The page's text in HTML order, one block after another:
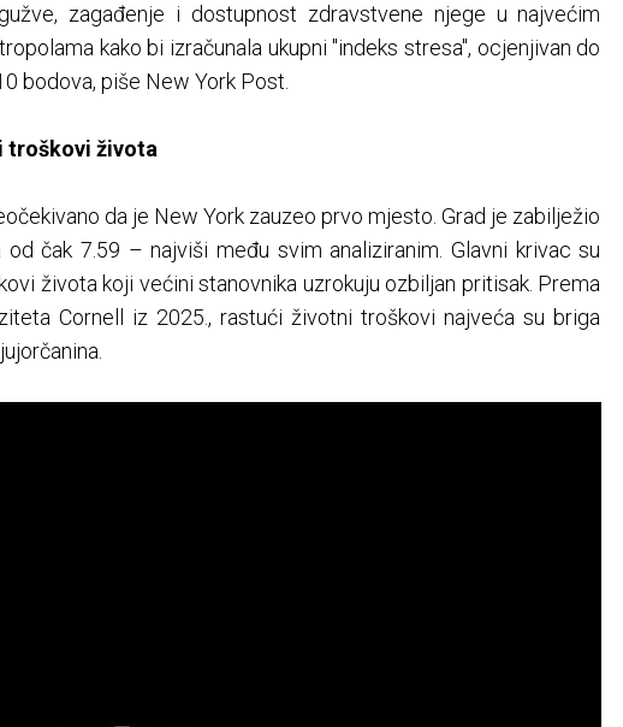
zagađenje i dostupnost zdravstvene njege u najvećim
kako bi izračunala ukupni "indeks stresa", ocjenjivan do
bodova, piše New York Post.
troškovi života
da je New York zauzeo prvo mjesto. Grad je zabilježio
od čak 7.59 – najviši među svim analiziranim. Glavni krivac su
života koji većini stanovnika uzrokuju ozbiljan pritisak. Prema
Cornell iz 2025., rastući životni troškovi najveća su briga